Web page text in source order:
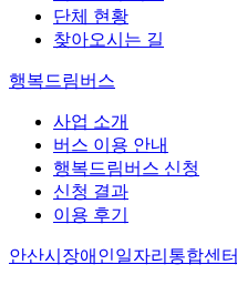
단체 현황
찾아오시는 길
행복드림버스
사업 소개
버스 이용 안내
행복드림버스 신청
신청 결과
이용 후기
안산시장애인일자리통합센터